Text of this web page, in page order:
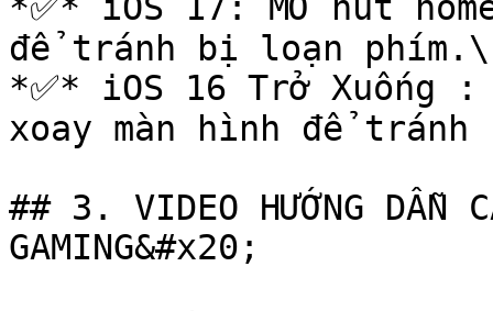
để tránh bị loạn phím.\
*✅* iOS 16 Trở Xuống :
xoay màn hình để
## 3. VIDEO HƯỚNG DẪN
GAMING&#x20;